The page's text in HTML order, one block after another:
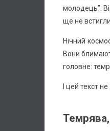
молодець”.
ще не встигли
Нічний
Вони
головне:
І цей текст